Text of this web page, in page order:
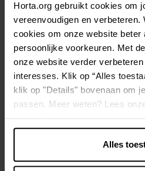
Horta.org gebruikt cookies om
vereenvoudigen en verbeteren.
cookies om onze website beter
persoonlijke voorkeuren. Met
onze website verder
interesses. Klik op “Alles
klik op "Details" bovenaan om
passen. Meer weten? Lees
meer informatie.
Alles
Bêche de jardin d'acier de haute
frêne. Dimensions Lame:
manche: 90cm. Finissage lame:
Pour bêcher la terre, planter,
généraux,…
Lame extra trempée
Tranchant affuté
Caractéristiques